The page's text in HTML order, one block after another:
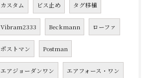
カスタム ビス止め タグ移植
Vibram2333 Beckmann ローファ
ポストマン Postman
エアジョーダンワン エアフォース・ワン